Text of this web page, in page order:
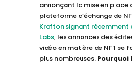
annonçant la mise en place
plateforme d’échange de
Krafton signant récemment
Labs, les annonces des
vidéo en matière de NFT se
plus nombreuses. Pourquoi